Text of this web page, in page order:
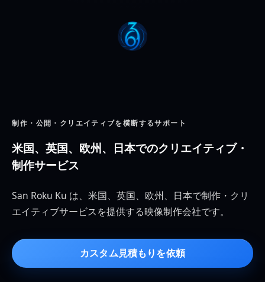
制作・公開・クリエイティブを横断するサポート
米国、英国、欧州、日本でのクリエイティブ・
制作サービス
San Roku Ku は、米国、英国、欧州、日本で制作・クリ
エイティブサービスを提供する映像制作会社です。
カスタム見積もりを依頼